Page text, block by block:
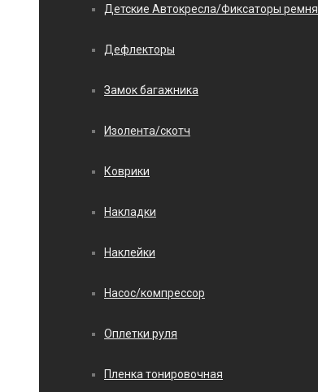
Детские Автокресла/Фиксаторы ремня
Дефлекторы
Замок багажника
Изолента/скотч
Коврики
Накладки
Наклейки
Насос/компрессор
Оплетки руля
Пленка тонировочная